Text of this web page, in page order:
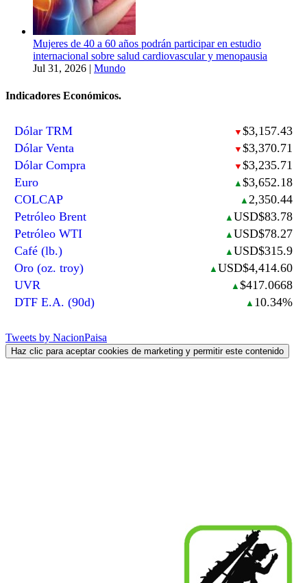
Mujeres de 40 a 60 años podrán participar en estudio
internacional sobre salud cardiovascular y menopausia
Jul 31, 2026 | Mundo
Indicadores Económicos.
Dólar TRM ▼ $3,157.43
Dólar Venta
▼ $3,370.71
Dólar Compra
▼ $3,235.71
Euro
▲ $3,652.18
COLCAP
▲ 2,350.44
Petróleo Brent
▲ USD$83.78
Petróleo WTI
▲ USD$78.27
Café (lb.)
▲ USD$315.9
Oro (oz. troy)
▲ USD$4,414.60
UVR
▲ $417.0668
DTF E.A. (90d)
▲ 10.34%
Tweets by NacionPaisa
Haz clic para aceptar cookies de marketing y permitir este contenido